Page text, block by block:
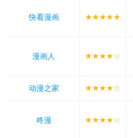
快看漫画 ★★★★★
漫画人 ★★★★☆
动漫之家 ★★★★☆
咚漫 ★★★★☆